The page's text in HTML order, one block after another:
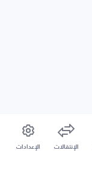
الإنتقالات الإعدادات